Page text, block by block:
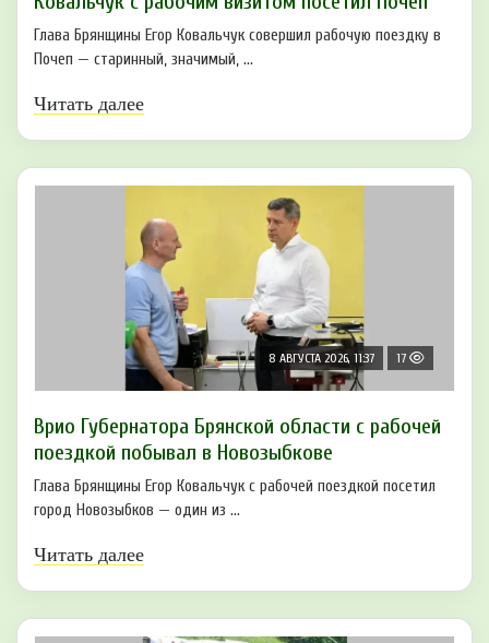
Глава Брянщины Егор Ковальчук совершил рабочую поездку в
Почеп — старинный, значимый, ...
Читать далее
8 АВГУСТА 2026, 11:37 17
Врио Губернатора Брянской области с рабочей
поездкой побывал в Новозыбкове
Глава Брянщины Егор Ковальчук с рабочей поездкой посетил
город Новозыбков — один из ...
Читать далее